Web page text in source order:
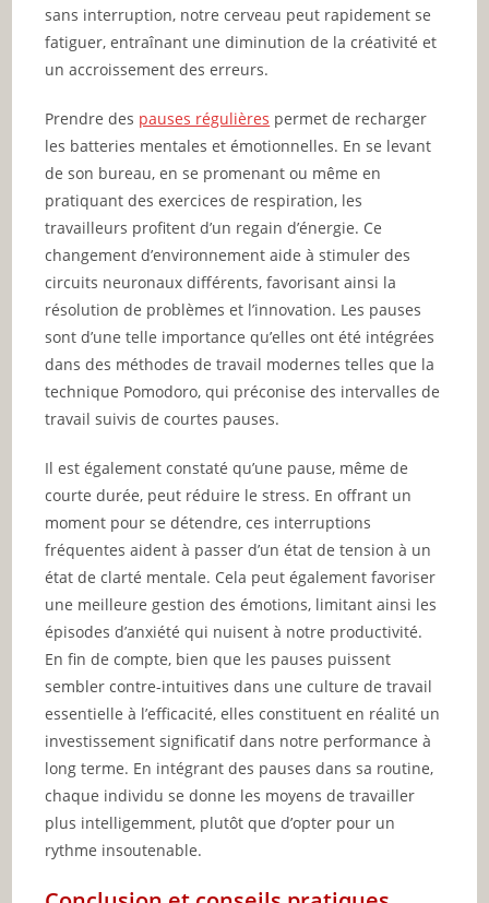
sans interruption, notre cerveau peut rapidement se
fatiguer, entraînant une diminution de la créativité et
un accroissement des erreurs.
Prendre des pauses régulières permet de recharger
les batteries mentales et émotionnelles. En se levant
de son bureau, en se promenant ou même en
pratiquant des exercices de respiration, les
travailleurs profitent d’un regain d’énergie. Ce
changement d’environnement aide à stimuler des
circuits neuronaux différents, favorisant ainsi la
résolution de problèmes et l’innovation. Les pauses
sont d’une telle importance qu’elles ont été intégrées
dans des méthodes de travail modernes telles que la
technique Pomodoro, qui préconise des intervalles de
travail suivis de courtes pauses.
Il est également constaté qu’une pause, même de
courte durée, peut réduire le stress. En offrant un
moment pour se détendre, ces interruptions
fréquentes aident à passer d’un état de tension à un
état de clarté mentale. Cela peut également favoriser
une meilleure gestion des émotions, limitant ainsi les
épisodes d’anxiété qui nuisent à notre productivité.
En fin de compte, bien que les pauses puissent
sembler contre-intuitives dans une culture de travail
essentielle à l’efficacité, elles constituent en réalité un
investissement significatif dans notre performance à
long terme. En intégrant des pauses dans sa routine,
chaque individu se donne les moyens de travailler
plus intelligemment, plutôt que d’opter pour un
rythme insoutenable.